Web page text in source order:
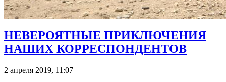
НЕВЕРОЯТНЫЕ ПРИКЛЮЧЕНИЯ
НАШИХ КОРРЕСПОНДЕНТОВ
2 апреля 2019, 11:07